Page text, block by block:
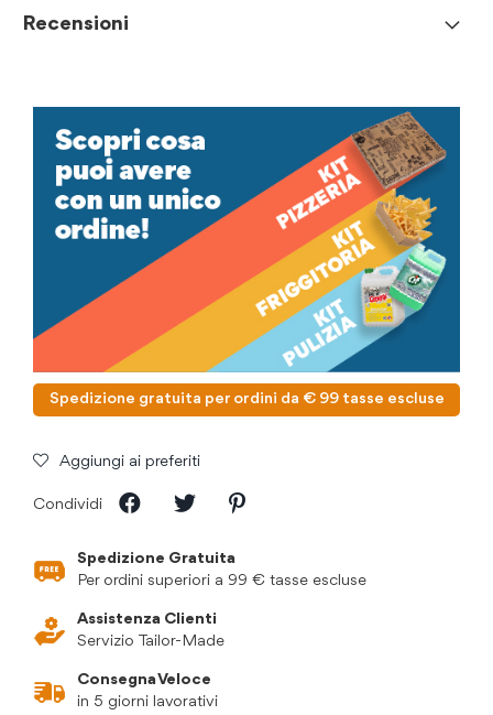
Recensioni
Spedizione gratuita per ordini da € 99 tasse escluse
Aggiungi ai preferiti
Condividi
Spedizione Gratuita
Per ordini superiori a 99 € tasse escluse
Assistenza Clienti
Servizio Tailor-Made
Consegna Veloce
in 5 giorni lavorativi